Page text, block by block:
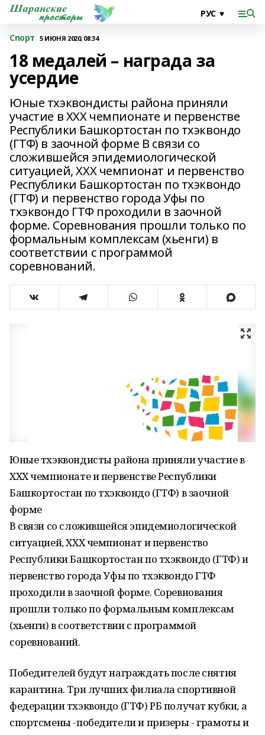
Спорт 5 ИЮНЯ 2020, 08:34
18 медалей – награда за
усердие
Юные тхэквондисты района приняли
участие в XXX чемпионате и первенстве
Республики Башкортостан по тхэквондо
(ГТФ) в заочной форме В связи со
сложившейся эпидемиологической
ситуацией, XXX чемпионат и первенство
Республики Башкортостан по тхэквондо
(ГТФ) и первенство города Уфы по
тхэквондо ГТФ проходили в заочной
форме. Соревнования прошли только по
формальным комплексам (хьенги) в
соответствии с программой
соревнований.
Юные тхэквондисты района приняли участие в
XXX чемпионате и первенстве Республики
Башкортостан по тхэквондо (ГТФ) в заочной
форме
В связи со сложившейся эпидемиологической
ситуацией, XXX чемпионат и первенство
Республики Башкортостан по тхэквондо (ГТФ) и
первенство города Уфы по тхэквондо ГТФ
проходили в заочной форме. Соревнования
прошли только по формальным комплексам
(хьенги) в соответствии с программой
соревнований.
Победителей будут награждать после снятия
карантина. Три лучших филиала спортивной
федерации тхэквондо (ГТФ) РБ получат кубки, а
спортсмены -победители и призеры - грамоты и